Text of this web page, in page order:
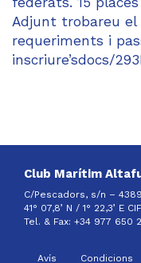
Adjunt trobareu el
requeriments i
inscriure’sdocs/
Club Marítim
C/Pescadors, s/n –
41° 07,8’ N / 1° 22,3’ E
Tel. & Fax: +34 977 650
Avís Condicions